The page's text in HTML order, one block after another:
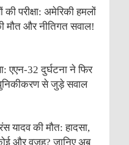
परीक्षा: अमेरिकी हमलों
मौत और नीतिगत सवाल!
एएन-32 दुर्घटना ने फिर
से जुड़े सवाल
यादव की मौत: हादसा,
और वजह? जानिए अब